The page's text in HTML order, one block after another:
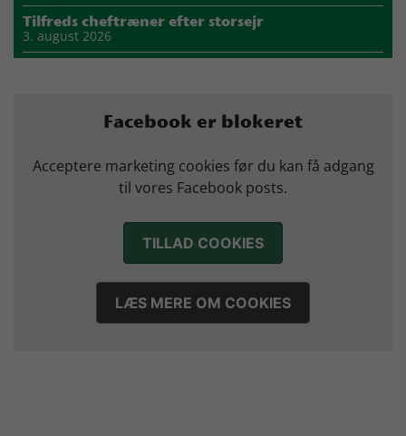
Tilfreds cheftræner efter storsejr
3. august 2026
Storsejr i første test
2. august 2026
Carlén efter første uge: Vi skal turde stille krav til hinanden
27. juli 2026
Marius Nørsøller udlejes til HØJ Elite
Facebook er blokeret
Acceptere marketing cookies før du kan få adgang
til vores Facebook posts.
TILLAD COOKIES
LÆS MERE OM COOKIES